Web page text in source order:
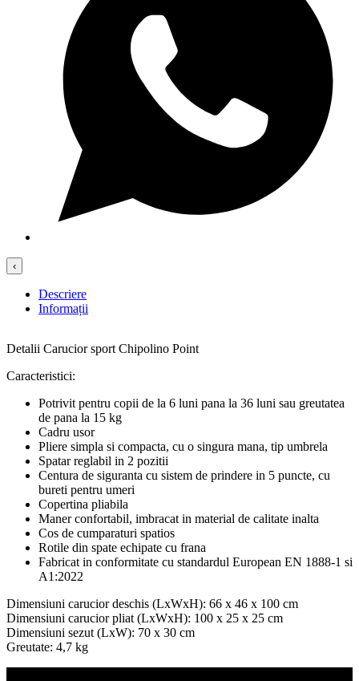
‹
Descriere
Informații
Detalii Carucior sport Chipolino Point
Caracteristici:
Potrivit pentru copii de la 6 luni pana la 36 luni sau greutatea
de pana la 15 kg
Cadru usor
Pliere simpla si compacta, cu o singura mana, tip umbrela
Spatar reglabil in 2 pozitii
Centura de siguranta cu sistem de prindere in 5 puncte, cu
bureti pentru umeri
Copertina pliabila
Maner confortabil, imbracat in material de calitate inalta
Cos de cumparaturi spatios
Rotile din spate echipate cu frana
Fabricat in conformitate cu standardul European EN 1888-1 si
A1:2022
Dimensiuni carucior deschis (LxWxH): 66 x 46 x 100 cm
Dimensiuni carucior pliat (LxWxH): 100 x 25 x 25 cm
Dimensiuni sezut (LxW): 70 x 30 cm
Greutate: 4,7 kg